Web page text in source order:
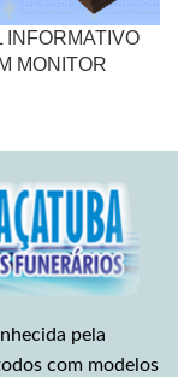
INFORMATIVO
MONITOR
pela
com modelos